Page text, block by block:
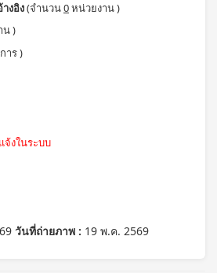
งอิง(จำนวน0หน่วยงาน )
น )
าร )
จ้งในระบบ
วันที่ถ่ายภาพ : 19 พ.ค. 2569